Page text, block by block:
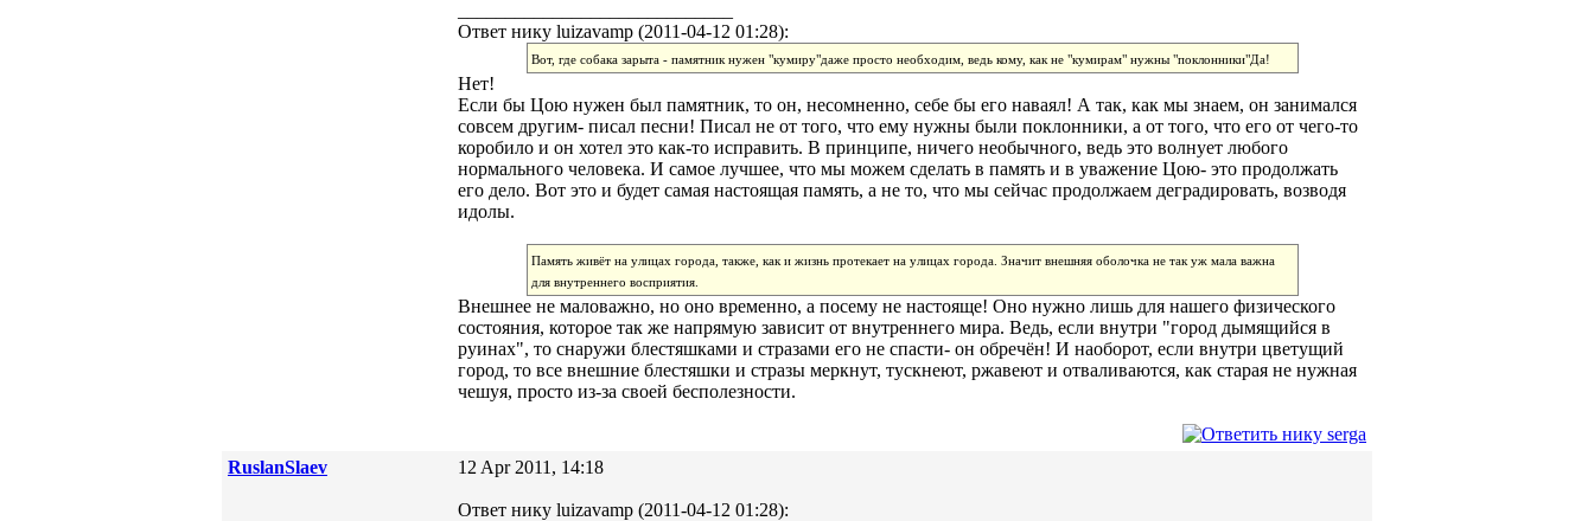
Ответ нику luizavamp (2011-04-12 01:28):
Вот, где собака зарыта - памятник нужен "кумиру"даже просто необходим, ведь кому, как не "кумирам" нужны "поклонники"Да!
Нет!
Если бы Цою нужен был памятник, то он, несомненно, себе бы его наваял! А так, как мы знаем, он занимался
совсем другим- писал песни! Писал не от того, что ему нужны были поклонники, а от того, что его от чего-то
коробило и он хотел это как-то исправить. В принципе, ничего необычного, ведь это волнует любого
нормального человека. И самое лучшее, что мы можем сделать в память и в уважение Цою- это продолжать
его дело. Вот это и будет самая настоящая память, а не то, что мы сейчас продолжаем деградировать, возводя
идолы.
Память живёт на улицах города, также, как и жизнь протекает на улицах города. Значит внешняя оболочка не так уж мала важна
для внутреннего восприятия.
Внешнее не маловажно, но оно временно, а посему не настояще! Оно нужно лишь для нашего физического
состояния, которое так же напрямую зависит от внутреннего мира. Ведь, если внутри "город дымящийся в
руинах", то снаружи блестяшками и стразами его не спасти- он обречён! И наоборот, если внутри цветущий
город, то все внешние блестяшки и стразы меркнут, тускнеют, ржавеют и отваливаются, как старая не нужная
чешуя, просто из-за своей бесполезности.
RuslanSlaev 12 Apr 2011, 14:18
Ответ нику luizavamp (2011-04-12 01:28):